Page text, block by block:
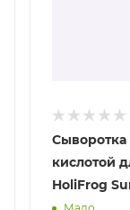
Сыворотка
кислотой
HoliFrog